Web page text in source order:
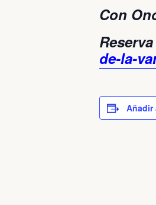
Con
de-la-
Añadir